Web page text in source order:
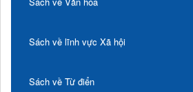
Sách về lĩnh vực Xã hội
Sách về Từ điển